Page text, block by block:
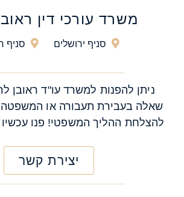
משרד עורכי דין
סניף ירושלים סניף
ניתן להפנות למשרד עו"ד ראובן
שאלה בעבירת תעבורה או המשפטה
להצלחת ההליך המשפטי! פנו עכשיו
יצירת קשר